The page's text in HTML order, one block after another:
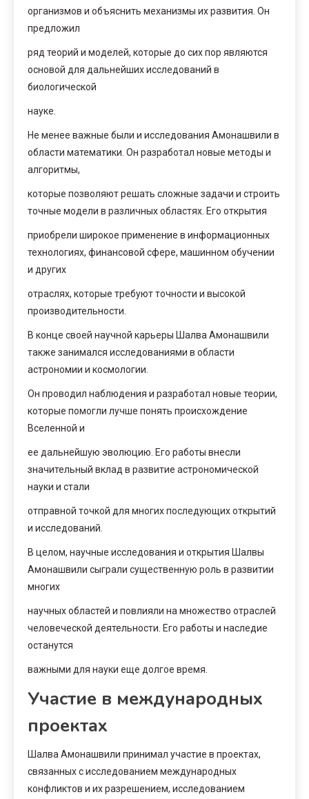
организмов и объяснить механизмы их развития. Он
предложил
ряд теорий и моделей, которые до сих пор являются
основой для дальнейших исследований в
биологической
науке.
Не менее важные были и исследования Амонашвили в
области математики. Он разработал новые методы и
алгоритмы,
которые позволяют решать сложные задачи и строить
точные модели в различных областях. Его открытия
приобрели широкое применение в информационных
технологиях, финансовой сфере, машинном обучении
и других
отраслях, которые требуют точности и высокой
производительности.
В конце своей научной карьеры Шалва Амонашвили
также занимался исследованиями в области
астрономии и космологии.
Он проводил наблюдения и разработал новые теории,
которые помогли лучше понять происхождение
Вселенной и
ее дальнейшую эволюцию. Его работы внесли
значительный вклад в развитие астрономической
науки и стали
отправной точкой для многих последующих открытий
и исследований.
В целом, научные исследования и открытия Шалвы
Амонашвили сыграли существенную роль в развитии
многих
научных областей и повлияли на множество отраслей
человеческой деятельности. Его работы и наследие
останутся
важными для науки еще долгое время.
Участие в международных
проектах
Шалва Амонашвили принимал участие в проектах,
связанных с исследованием международных
конфликтов и их разрешением, исследованием